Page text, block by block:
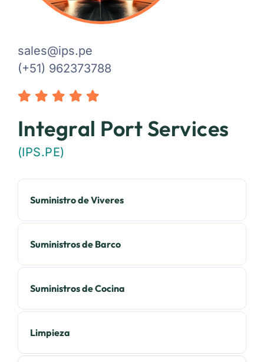
sales@ips.pe
(+51) 962373788
Integral Port Services
(IPS.PE)
Suministro de Viveres
Suministros de Barco
Suministros de Cocina
Limpieza